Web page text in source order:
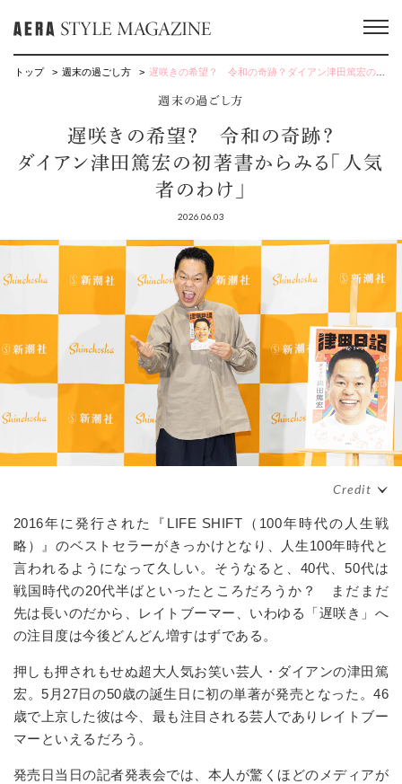
トップ 週末の過ごし方 遅咲きの希望？ 令和の奇跡？ダイアン津田篤宏の初著書からみる「人気者のわけ」
週末の過ごし方
遅咲きの希望？ 令和の奇跡？
ダイアン津田篤宏の初著書からみる「人気
者のわけ」
2026.06.03
2016年に発行された『 LIFE SHIFT （ 100年時代の人生戦
略）』のベストセラーがきっかけとなり、人生100年時代と
言われるようになって久しい。そうなると、 40代、50代は
戦国時代の20代半ばといったところだろうか？ まだまだ
先は長いのだから、レイトブーマー、いわゆる「遅咲き」へ
の注目度は今後どんどん増すはずである。
押しも押されもせぬ超大人気お笑い芸人・ダイアンの津田篤
宏。5 月 27日の50歳の誕生日に初の単著が発売となった。46
歳で上京した彼は今、最も注目される芸人でありレイトブー
マーといえるだろう。
発売日当日の記者発表会では、本人が驚くほどのメディアが